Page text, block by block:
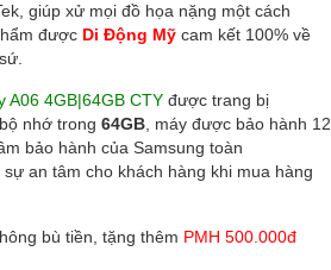
giúp xử mọi đồ họa nặng một cách
được Di Động Mỹ cam kết 100% về
A06 4GB|64GB CTY được trang bị
nhớ trong 64GB , máy được bảo hành 12
bảo hành của Samsung toàn
an tâm cho khách hàng khi mua hàng
bù tiền, tặng thêm PMH 500.000đ